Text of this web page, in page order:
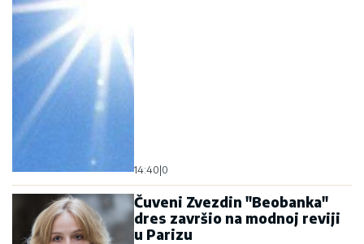
14:40|0
Čuveni Zvezdin "Beobanka"
dres završio na modnoj reviji
u Parizu